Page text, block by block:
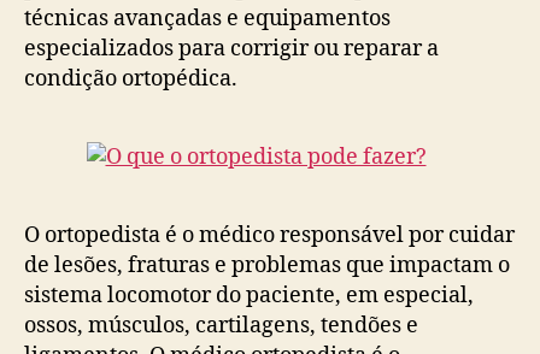
técnicas avançadas e equipamentos
especializados para corrigir ou reparar a
condição ortopédica.
O ortopedista é o médico responsável por cuidar
de lesões, fraturas e problemas que impactam o
sistema locomotor do paciente, em especial,
ossos, músculos, cartilagens, tendões e